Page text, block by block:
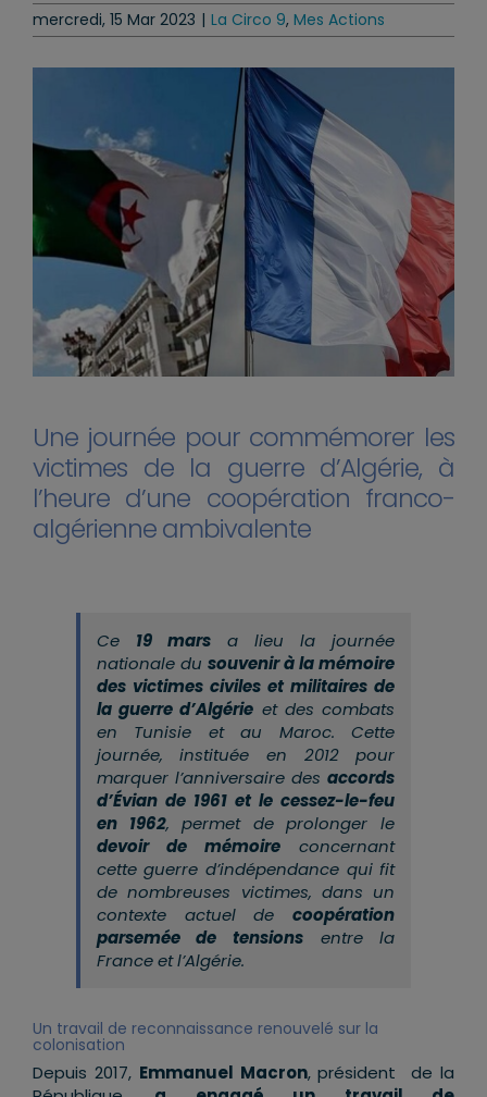
mercredi, 15 Mar 2023 | La Circo 9, Mes Actions
Une journée pour commémorer les
victimes de la guerre d’Algérie, à
l’heure d’une coopération franco-
algérienne ambivalente
Ce 19 mars a lieu la journée
nationale du souvenir à la mémoire
des victimes civiles et militaires de
la guerre d’Algérie et des combats
en Tunisie et au Maroc. Cette
journée, instituée en 2012 pour
marquer l’anniversaire desaccords
d’Évian de 1961 et le cessez-le-feu
en 1962, permet de prolonger le
devoir de mémoire concernant
cette guerre d’indépendance qui fit
de nombreuses victimes, dans un
contexte actuel decoopération
parsemée de tensions entre la
France et l’Algérie.
Un travail de reconnaissance renouvelé sur la
colonisation
Depuis 2017, Emmanuel Macron, président de la